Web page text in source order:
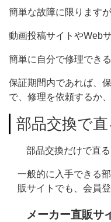
簡単な故障に限ります
動画投稿サイトやWeb
簡単に自分で修理でき
保証期間内であれば、
で、修理を依頼するか
部品交換で
部品交換だけで直
一般的に入手できる
販サイトでも、会員
メーカー直販サ